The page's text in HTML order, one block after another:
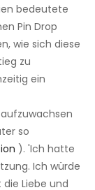
bedeutete
Pin Drop
wie sich diese
zu
ein
so
). 'Ich hatte
Ich würde
Liebe und